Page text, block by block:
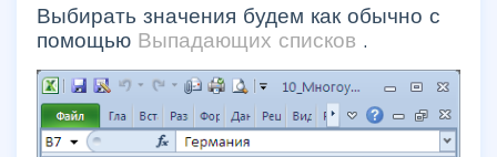
Выбирать значения будем как обычно с
помощью Выпадающих списков .